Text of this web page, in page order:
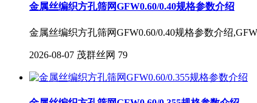
金属丝编织方孔筛网GFW0.60/0.40规格参数介绍
金属丝编织方孔筛网GFW0.60/0.40规格参数介绍
2026-08-07 茂群丝网 79